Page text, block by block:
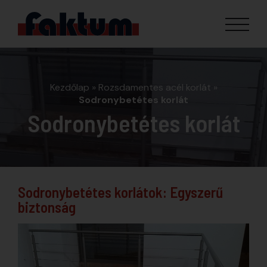
Kezdőlap » Rozsdamentes acél korlát »
Sodronybetétes korlát
Sodronybetétes korlát
Sodronybetétes korlátok: Egyszerű
biztonság